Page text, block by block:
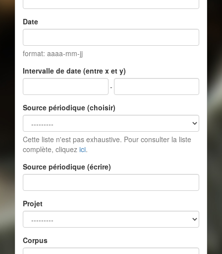
Date
format: aaaa-mm-jj
Intervalle de date (entre x et y)
-
Source périodique (choisir)
Cette liste n'est pas exhaustive. Pour consulter la liste
complète, cliquez ici.
Source périodique (écrire)
Projet
Corpus